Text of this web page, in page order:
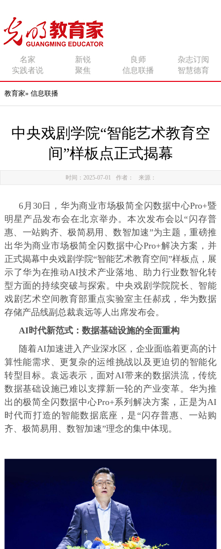
名家 新锐 良师
杂志订阅
实践者说
聚焦 信息联播 智慧德育
教育家» 信息联播
中央戏剧学院“智能艺术教育空
间”样板点正式揭幕
时间：2025-07-01 作者： 来源：
6月30日，华为商业市场极简全闪数据中心Pro+暨
明星产品发布会在北京举办。本次发布会以“闪存普
惠、一站购齐、极简易用、数智加速”为主题，重磅推
出华为商业市场极简全闪数据中心Pro+解决方案，并
正式揭幕中央戏剧学院“智能艺术教育空间”样板点，展
示了华为在推动AI技术产业落地、助力行业数智化转
型方面的持续突破与探索。中央戏剧学院院长、智能
戏剧艺术空间教育部重点实验室主任郝戎，华为数据
存储产品线副总裁袁远等人出席发布会。
AI时代新范式：数据基础设施的全面重构
随着AI加速进入产业深水区，企业面临着更高的计
算性能需求、更复杂的运维挑战以及更迫切的智能化
转型目标。袁远表示，面对AI带来的数据洪流，传统
数据基础设施已难以支撑新一轮的产业变革。华为推
出的极简全闪数据中心Pro+系列解决方案，正是为AI
时代而打造的智能数据底座，是“闪存普惠、一站购
齐、极简易用、数智加速”理念的集中体现。